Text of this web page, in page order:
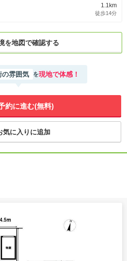
1.1km
徒歩14分
を地図で確認する
の雰囲気 を現地で体感！
約に進む(無料)